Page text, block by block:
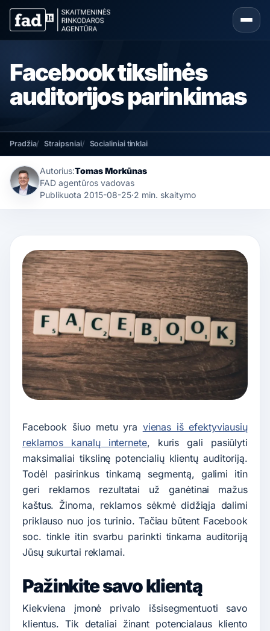
Facebook tikslinės
auditorijos parinkimas
Pradžia Straipsniai Socialiniai tinklai
Autorius:Tomas Morkūnas
FAD agentūros vadovas
Publikuota 2015-08-25·2 min. skaitymo
Facebook šiuo metu yra vienas iš efektyviausių
reklamos kanalų internete, kuris gali pasiūlyti
maksimaliai tikslinę potencialių klientų auditoriją.
Todėl pasirinkus tinkamą segmentą, galimi itin
geri reklamos rezultatai už ganėtinai mažus
kaštus. Žinoma, reklamos sėkmė didžiąja dalimi
priklauso nuo jos turinio. Tačiau būtent Facebook
soc. tinkle itin svarbu parinkti tinkama auditoriją
Jūsų sukurtai reklamai.
Pažinkite savo klientą
Kiekviena įmonė privalo išsisegmentuoti savo
klientus. Tik detaliai žinant potencialaus kliento